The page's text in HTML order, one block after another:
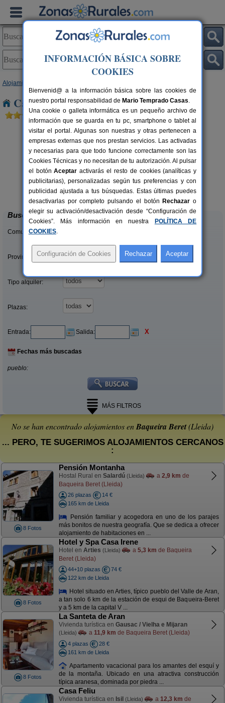
Alojamientos
Casas Rurales cerca de Baqueira Beret
2-14 pers.
desde23 €
Apartamentos turísticos Tárrega
Al Bon Pas Rural
Boldú (Lleida)
Buscar
Comunidades:
Provincias/Islas:
Tipo alquiler:
Plazas:
Entrada: Salida: X
Fechas más buscadas
pueblo:
MÁS FILTROS
No se han encontrado alojamientos enBaqueira Beret(Lleida)
... PERO, TE SUGERIMOS ALOJAMIENTOS CERCANOS
:
8 Fotos
Pensión Montanha
Hostal Rural en Salardú (Lleida) a 2,9 km de
Baqueira Beret (Lleida)
26 plazas
14 €
165 km de Lleida
Pensión familiar y acogedora en uno de los parajes
más bonitos de nuestra geografía. Que se dedica a ofrecer
alojamiento de habitaciones en ...
8 Fotos
Hotel y Spa Casa Irene
Hotel en Arties (Lleida) a 5,3 km de Baqueira
Beret (Lleida)
44+10 plazas
74 €
122 km de Lleida
Hotel situado en Arties, típico pueblo del Valle de Aran,
a tan solo 6 km de la estación de esqui de Baqueira-Beret
y a 5 km de la capital V ...
8 Fotos
La Santeta de Aran
Vivienda turística en Gausac / Vielha e Mijaran
(Lleida) a 11,9 km de Baqueira Beret (Lleida)
4 plazas
28 €
161 km de Lleida
Apartamento vacacional para los amantes del esquí y
de la montaña. Ubicado en una atractiva construcción
típica aranesa, dominada por piedra ...
Casa Feliu
Vivienda turística en Isil (Lleida) a 12,3 km de
INFORMACIÓN BÁSICA SOBRE
COOKIES
Bienvenid@ a la información básica sobre las cookies de
nuestro portal responsabilidad de Mario Temprado Casas.
Una cookie o galleta informática es un pequeño archivo de
información que se guarda en tu pc, smartphone o tablet al
visitar el portal. Algunas son nuestras y otras pertenecen a
empresas externas que nos prestan servicios. Las activadas
y necesarias para que todo funcione correctamente son las
Cookies Técnicas y no necesitan de tu autorización. Al pulsar
el botónAceptar activarás el resto de cookies (analíticas y
publicitarias), personalizadas según tus preferencias y con
publicidad ajustada a tus búsquedas. Estas últimas puedes
desactivarlas por completo pulsando el botón Rechazar o
elegir su activación/desactivación desde “Configuración de
Cookies”. Más información en nuestra
POLÍTICA DE
COOKIES.